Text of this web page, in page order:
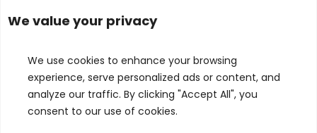
We value your privacy
We use cookies to enhance your browsing
experience, serve personalized ads or content, and
analyze our traffic. By clicking "Accept All", you
consent to our use of cookies.
Judith Forgostonsays
April 4, 2025 at 6:22 a.m.